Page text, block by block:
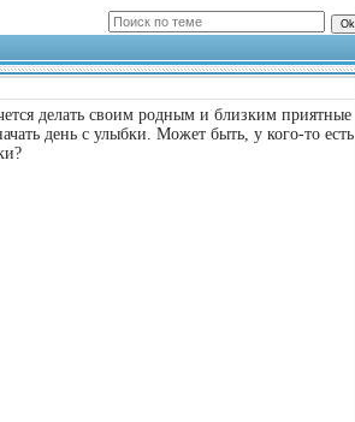
делать своим родным и близким приятные
день с улыбки. Может быть, у кого-то есть